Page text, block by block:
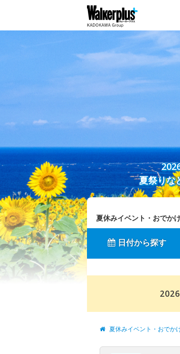
夏祭りな
夏休みイベント・おでか
日付から探す
夏休みイベント・おでか